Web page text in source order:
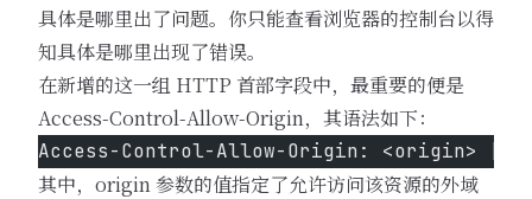
具体是哪里出了问题。你只能查看浏览器的控制台以得
知具体是哪里出现了错误。
在新增的这一组 HTTP 首部字段中，最重要的便是
Access-Control-Allow-Origin，其语法如下：
Access-Control-Allow-Origin: <origin> | *
其中，origin 参数的值指定了允许访问该资源的外域